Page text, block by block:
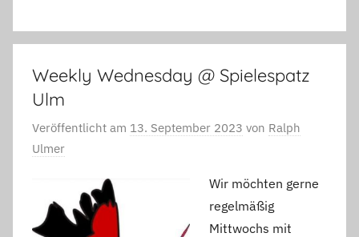
Weekly Wednesday @ Spielespatz
Ulm
Veröffentlicht am 13. September 2023 von Ralph
Ulmer
Wir möchten gerne
regelmäßig
Mittwochs mit